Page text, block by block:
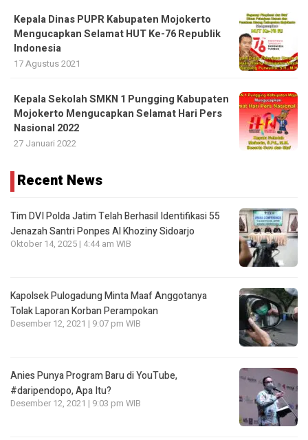
Kepala Dinas PUPR Kabupaten Mojokerto
Mengucapkan Selamat HUT Ke-76 Republik
Indonesia
17 Agustus 2021
Kepala Sekolah SMKN 1 Pungging Kabupaten
Mojokerto Mengucapkan Selamat Hari Pers
Nasional 2022
27 Januari 2022
Recent News
Tim DVI Polda Jatim Telah Berhasil Identifikasi 55
Jenazah Santri Ponpes Al Khoziny Sidoarjo
Oktober 14, 2025 | 4:44 am WIB
Kapolsek Pulogadung Minta Maaf Anggotanya
Tolak Laporan Korban Perampokan
Desember 12, 2021 | 9:07 pm WIB
Anies Punya Program Baru di YouTube,
#daripendopo, Apa Itu?
Desember 12, 2021 | 9:03 pm WIB